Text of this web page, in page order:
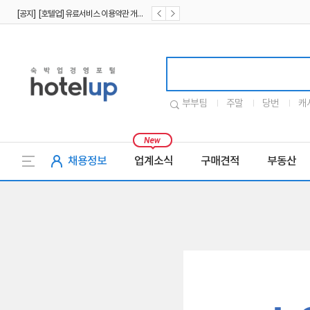
부부팀 주말 당번 캐
채용정보 업계소식 구매견적 부동산